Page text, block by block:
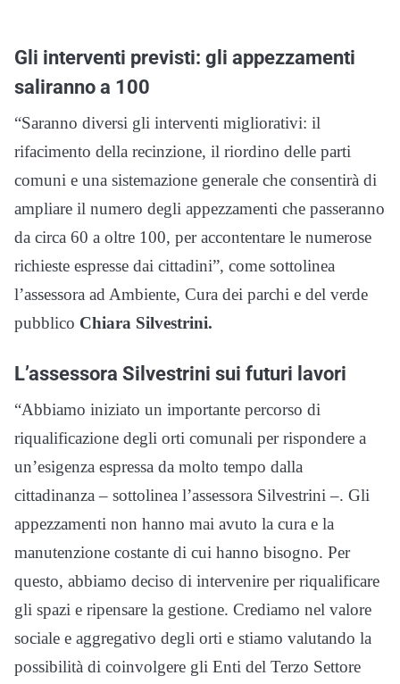
Gli interventi previsti: gli appezzamenti
saliranno a 100
“Saranno diversi gli interventi migliorativi: il
rifacimento della recinzione, il riordino delle parti
comuni e una sistemazione generale che consentirà di
ampliare il numero degli appezzamenti che passeranno
da circa 60 a oltre 100, per accontentare le numerose
richieste espresse dai cittadini”, come sottolinea
l’assessora ad Ambiente, Cura dei parchi e del verde
pubblico Chiara Silvestrini.
L’assessora Silvestrini sui futuri lavori
“Abbiamo iniziato un importante percorso di
riqualificazione degli orti comunali per rispondere a
un’esigenza espressa da molto tempo dalla
cittadinanza – sottolinea l’assessora Silvestrini –. Gli
appezzamenti non hanno mai avuto la cura e la
manutenzione costante di cui hanno bisogno. Per
questo, abbiamo deciso di intervenire per riqualificare
gli spazi e ripensare la gestione. Crediamo nel valore
sociale e aggregativo degli orti e stiamo valutando la
possibilità di coinvolgere gli Enti del Terzo Settore